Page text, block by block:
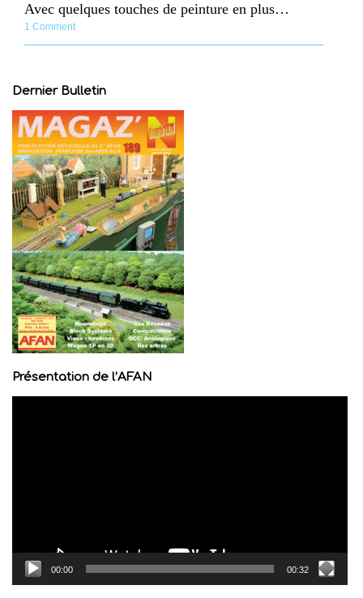
Avec quelques touches de peinture en plus…
1 Comment
Dernier Bulletin
Présentation de l’AFAN
00:00 00:32